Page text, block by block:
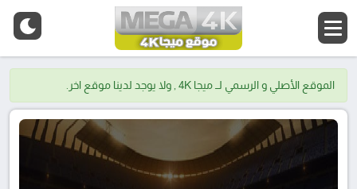
الموقع الأصلي و الرسمي لــ ميجا 4K , ولا يوجد لدينا موقع اخر.